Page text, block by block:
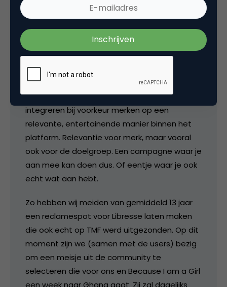
Als creatief verantwoordelijke bij Red
Chocolate (uitgever van oa. goSupermodel.nl,
de grootste meidencommunity van
Nederland) kan ik alleen maar bevestigen dat
dit onderzoek echt onzinnig is.
Het begint al bij de vraag, wat is “social
reclame”? Banners in iedergeval zeker niet. Wij
integreren bij voorkeur merken op een
relevante, entertainende manier binnen het
platform. Relevantie voor merk, maar vooral
ook voor de doelgroep. Een campagne waar je
aan mee kan doen dus. Of eentje waar je ook
echt wat aan hebt.
Zo hebben wij meiden van gemiddeld 13 jaar
een reclamespot voor Libresse laten maken
die ook echt op TMF werd uitgezonden. Op dit
moment zijn we (samen met de users) bezig
om een meisje uit de community te
selecteren die voor ons en Because I am a Girl
een week naar Ghana gaat. Zij zal dagelijks